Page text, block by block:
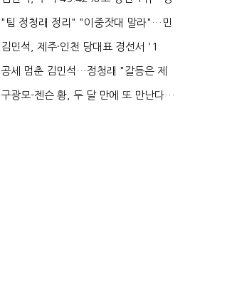
청래와 격차 0.86%p(...
"팀 정청래 정리" "이중잣대 말라"…민
주 최고위원 계파 다...
김민석, 제주·인천 당대표 경선서 '1
위'(1보)...
공세 멈춘 김민석…정청래 "갈등은 제
가 수습"
구광모-젠슨 황, 두 달 만에 또 만난다…